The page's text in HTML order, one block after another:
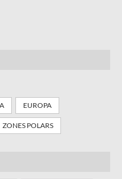
EUROPA
ZONES POLARS